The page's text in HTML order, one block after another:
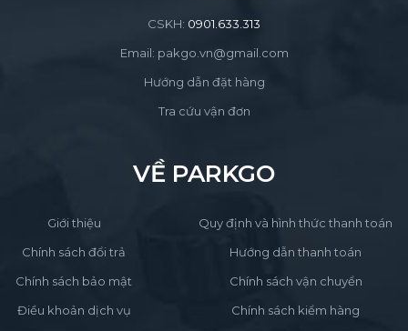
CSKH: 0901.633.313
Email: pakgo.vn@gmail.com
Hướng dẫn đặt hàng
Tra cứu vận đơn
VỀ PARKGO
Giới thiệu
Chính sách đổi trả
Chính sách bảo mật
Điều khoản dịch vụ
Quy định và hình thức thanh toán
Hướng dẫn thanh toán
Chính sách vận chuyển
Chính sách kiểm hàng